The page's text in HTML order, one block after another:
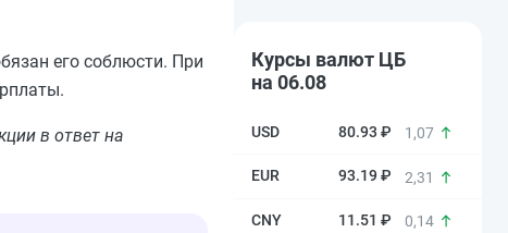
его соблюсти. При
в ответ на
Курсы валют ЦБ
на 06.08
80.93 ₽ 1,07
93.19 ₽ 2,31
11.51 ₽ 0,14